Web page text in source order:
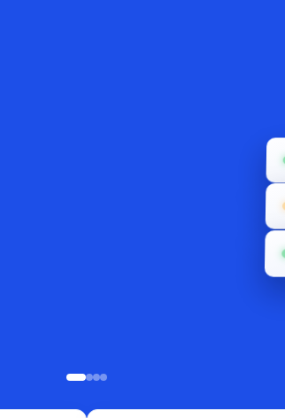
DV